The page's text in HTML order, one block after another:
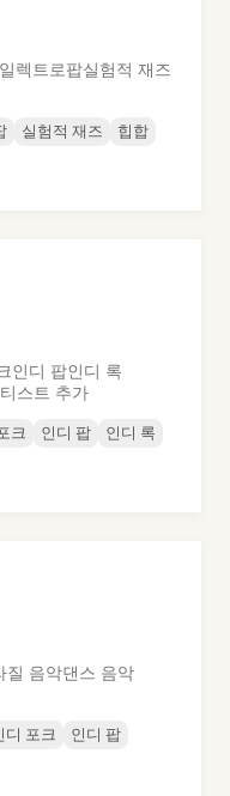
일렉트로팝실험적 재즈
실험적 재즈
힙합
인디 팝인디 록
스트 추가
크 인디 팝
인디 록
질 음악댄스 음악
디 포크
인디 팝